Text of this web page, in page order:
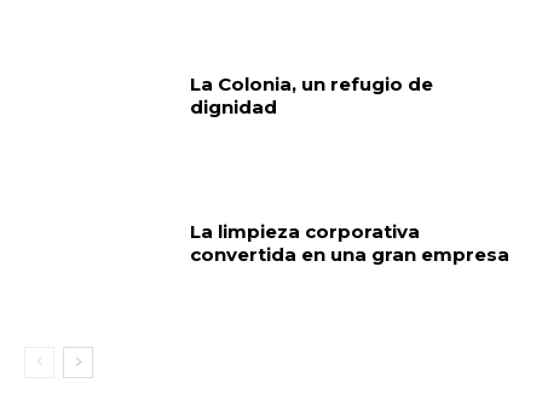
La Colonia, un refugio de
dignidad
La limpieza corporativa
convertida en una gran empresa